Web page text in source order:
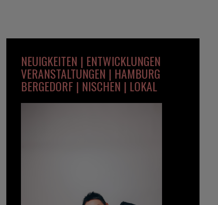
NEUIGKEITEN | ENTWICKLUNGEN
VERANSTALTUNGEN | HAMBURG
BERGEDORF | NISCHEN | LOKAL